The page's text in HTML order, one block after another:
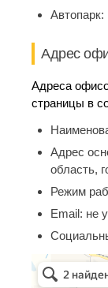
Автопарк:
Адрес
Адреса
страницы в
Адрес
область,
Режим
Email: не